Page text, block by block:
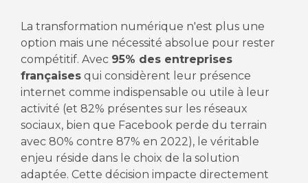
La transformation numérique n'est plus une
option mais une nécessité absolue pour rester
compétitif. Avec 95% des entreprises
françaisesqui considèrent leur présence
internet comme indispensable ou utile à leur
activité (et 82% présentes sur les réseaux
sociaux, bien que Facebook perde du terrain
avec 80% contre 87% en 2022), le véritable
enjeu réside dans le choix de la solution
adaptée. Cette décision impacte directement